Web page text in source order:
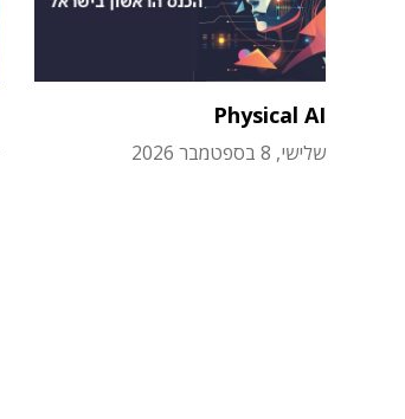
Physical AI
שלישי, 8 בספטמבר 2026